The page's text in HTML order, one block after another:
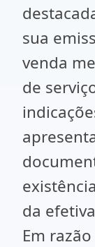
sua
venda
de
da
Em